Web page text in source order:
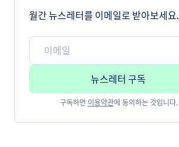
월간 뉴스레터를 이메일로 받아보세요.
구독하면 이용약관에 동의하는 것입니다.